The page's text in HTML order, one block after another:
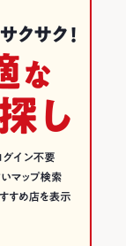
ワイン充実